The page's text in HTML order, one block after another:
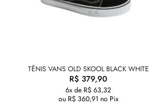
TÊNIS VANS OLD SKOOL BLACK WHITE
R$ 379,90
6x de R$ 63,32
ou R$360,91 no Pix